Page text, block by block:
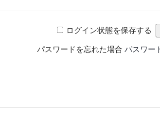
ログイン状態を保存する
パスワードを忘れた場合 パスワー